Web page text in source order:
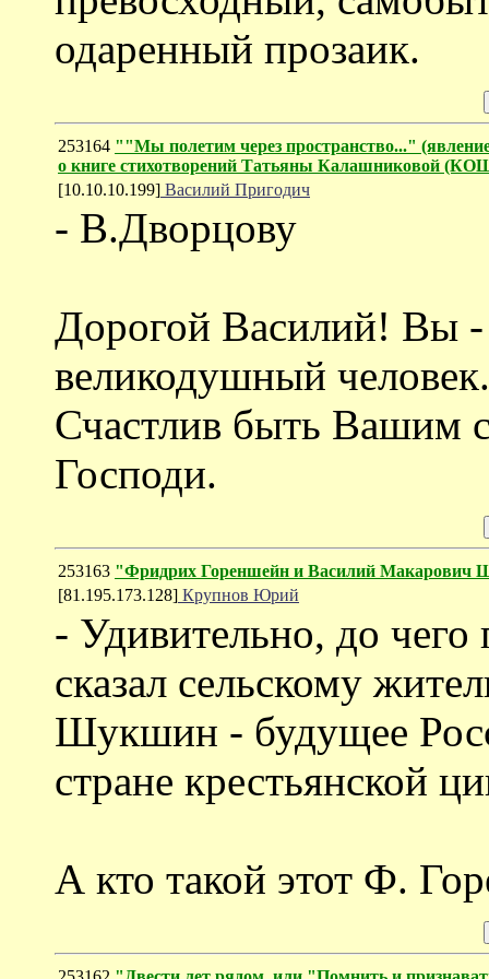
одаренный прозаик.
253164 ""Мы полетим через пространство..."
о книге стихотворений Татьяны Калашниковой
[10.10.10.199] Василий Пригодич
- В.Дворцову
Дорогой Василий! Вы -
великодушный
Счастлив быть Вашим
Господи.
253163 "Фридрих Гореншейн и Василий
[81.195.173.128] Крупнов Юрий
- Удивительно, до
сказал сельскому
Шукшин - будущее
стране крестьянской
А кто такой этот Ф.